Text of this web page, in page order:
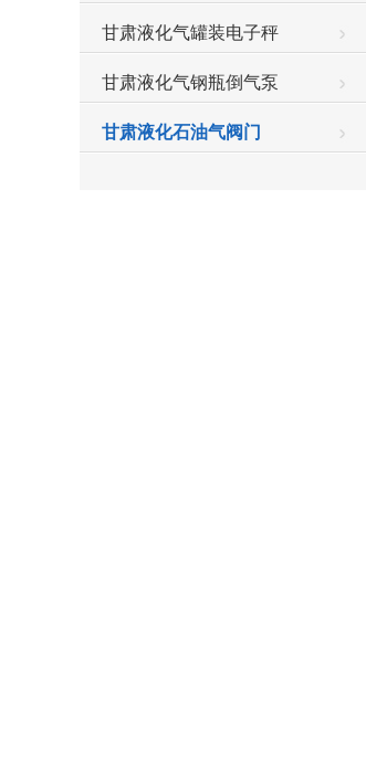
甘肃液化气罐装电子秤
甘肃液化气钢瓶倒气泵
甘肃液化石油气阀门